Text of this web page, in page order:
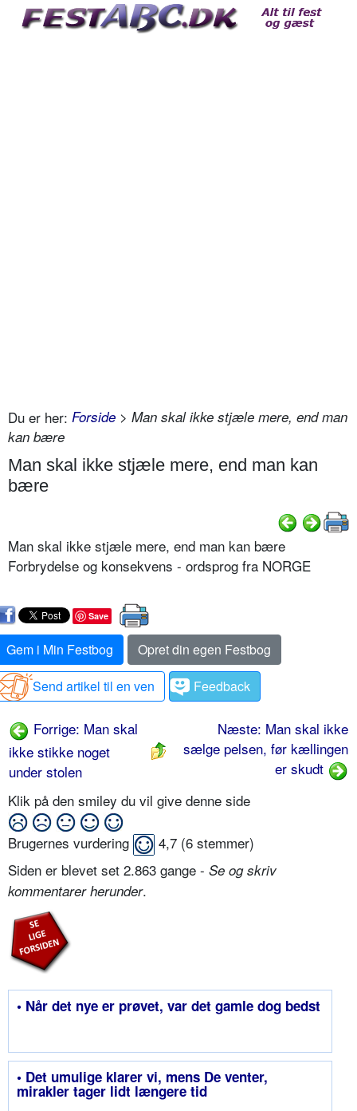
Du er her: Forside > Man skal ikke stjæle mere, end man
kan bære
Man skal ikke stjæle mere, end man kan
bære
Man skal ikke stjæle mere, end man kan bære
Forbrydelse og konsekvens - ordsprog fra NORGE
Save
Gem i Min Festbog
Opret din egen Festbog
Send artikel til en ven
Feedback
Forrige: Man skal
ikke stikke noget
under stolen
Næste: Man skal ikke
sælge pelsen, før kællingen
er skudt
Klik på den smiley du vil give denne side
Brugernes vurdering 4,7 (6 stemmer)
Siden er blevet set 2.863 gange - Se og skriv
kommentarer herunder.
• Når det nye er prøvet, var det gamle dog bedst
• Det umulige klarer vi, mens De venter,
mirakler tager lidt længere tid